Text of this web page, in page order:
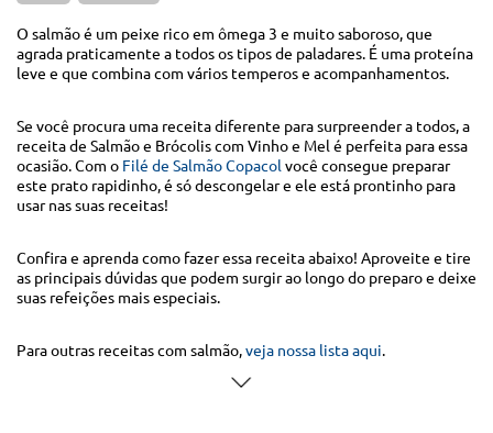
O salmão é um peixe rico em ômega 3 e muito saboroso, que
agrada praticamente a todos os tipos de paladares. É uma proteína
leve e que combina com vários temperos e acompanhamentos.
Se você procura uma receita diferente para surpreender a todos, a
receita de Salmão e Brócolis com Vinho e Mel é perfeita para essa
ocasião. Com o Filé de Salmão Copacol você consegue preparar
este prato rapidinho, é só descongelar e ele está prontinho para
usar nas suas receitas!
Confira e aprenda como fazer essa receita abaixo! Aproveite e tire
as principais dúvidas que podem surgir ao longo do preparo e deixe
suas refeições mais especiais.
Para outras receitas com salmão,veja nossa lista aqui.